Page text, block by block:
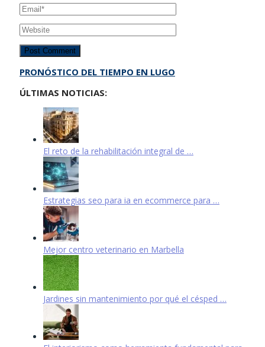
PRONÓSTICO DEL TIEMPO EN LUGO
ÚLTIMAS NOTICIAS:
El reto de la rehabilitación integral de …
Estrategias seo para ia en ecommerce para …
Mejor centro veterinario en Marbella
Jardines sin mantenimiento por qué el césped …